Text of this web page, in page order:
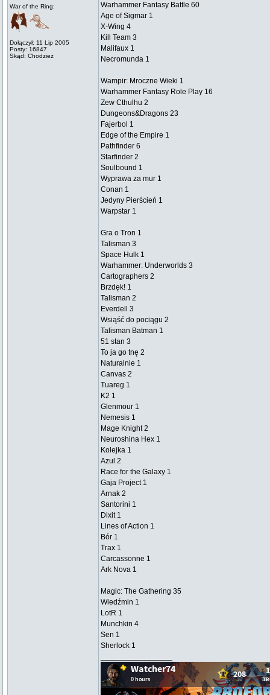
War of the Ring:
Dołączył: 11 Lip 2005
Posty: 16847
Skąd: Chodzież
Warhammer Fantasy Battle 60
Age of Sigmar 1
X-Wing 4
Kill Team 3
Malifaux 1
Necromunda 1
Wampir: Mroczne Wieki 1
Warhammer Fantasy Role Play 16
Zew Cthulhu 2
Dungeons&Dragons 23
Fajerbol 1
Edge of the Empire 1
Pathfinder 6
Starfinder 2
Soulbound 1
Wyprawa za mur 1
Conan 1
Jedyny Pierścień 1
Warpstar 1
Gra o Tron 1
Talisman 3
Space Hulk 1
Warhammer: Underworlds 3
Cartographers 2
Brzdęk! 1
Talisman 2
Everdell 3
Wsiąść do pociągu 2
Talisman Batman 1
51 stan 3
To ja go tnę 2
Naturalnie 1
Canvas 2
Tuareg 1
K2 1
Glenmour 1
Nemesis 1
Mage Knight 2
Neuroshina Hex 1
Kolejka 1
Azul 2
Race for the Galaxy 1
Gaja Project 1
Arnak 2
Santorini 1
Dixit 1
Lines of Action 1
Bór 1
Trax 1
Carcassonne 1
Ark Nova 1
Magic: The Gathering 35
Wiedźmin 1
LotR 1
Munchkin 4
Sen 1
Sherlock 1